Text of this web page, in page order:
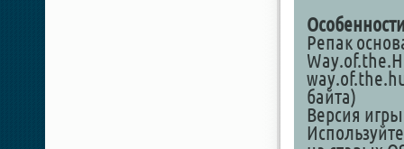
Репак
байта)
Версия